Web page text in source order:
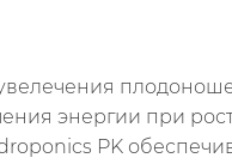
энергии при
PK